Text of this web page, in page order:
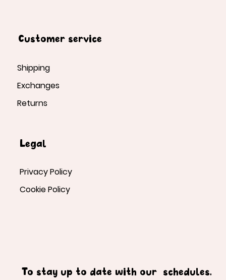
Customer service
Shipping
Exchanges
Returns
Legal
Privacy Policy
Cookie Policy
To stay up to date with our schedules,